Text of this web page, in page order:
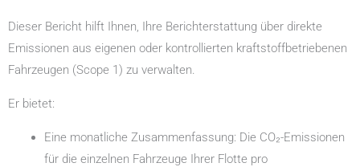
Dieser Bericht hilft Ihnen, Ihre Berichterstattung über direkte
Emissionen aus eigenen oder kontrollierten kraftstoffbetriebenen
Fahrzeugen (Scope 1) zu verwalten.
Er bietet:
Eine monatliche Zusammenfassung: Die CO₂-Emissionen
für die einzelnen Fahrzeuge Ihrer Flotte pro